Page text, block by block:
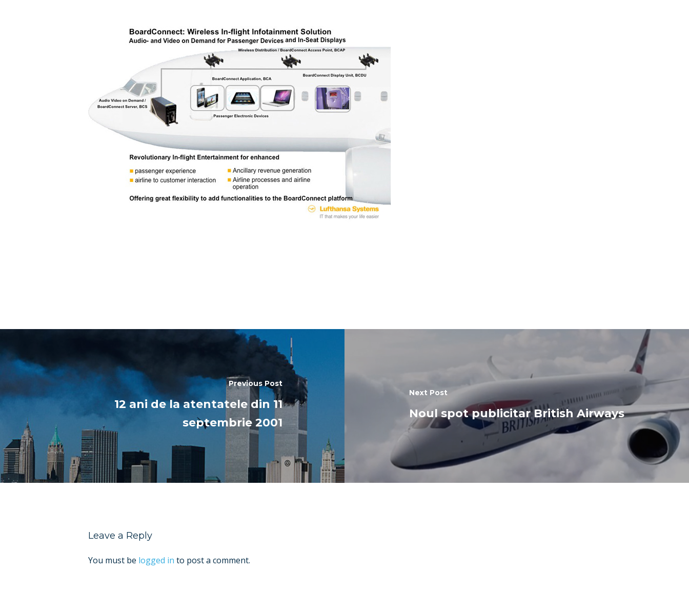
Previous Post
12 ani de la atentatele din 11
septembrie 2001
Next Post
Noul spot publicitar British Airways
Leave a Reply
You must be logged in to post a comment.